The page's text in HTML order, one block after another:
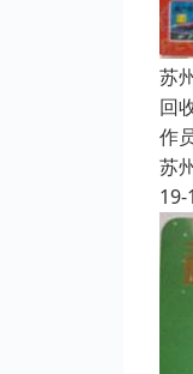
苏
回
作
苏
19-